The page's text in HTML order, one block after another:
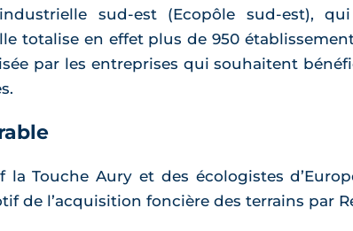
sud-est (Ecopôle sud-est),
totalise en effet plus de 950
par les entreprises qui souhaitent
Touche Aury et des écologistes
de l’acquisition foncière des terrains par